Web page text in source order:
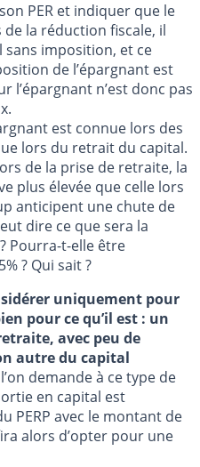
PER et indiquer que le
la réduction fiscale, il
imposition, et ce
de l’épargnant est
l’épargnant n’est donc pas
est connue lors des
lors du retrait du capital.
de la prise de retraite, la
plus élevée que celle lors
anticipent une chute de
dire ce que sera la
Pourra-t-elle être
? Qui sait ?
uniquement pour
pour ce qu’il est : un
avec peu de
autre du capital
demande à ce type de
en capital est
PERP avec le montant de
alors d’opter pour une